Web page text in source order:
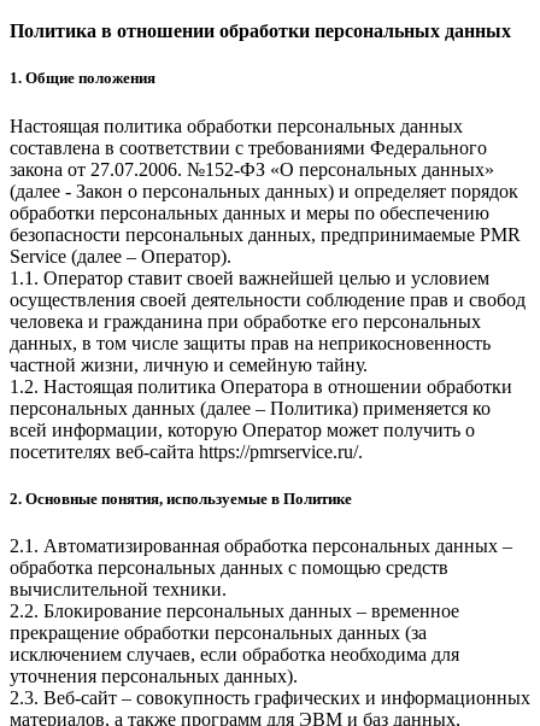
Политика в отношении обработки персональных данных
1. Общие положения
Настоящая политика обработки персональных данных
составлена в соответствии с требованиями Федерального
закона от 27.07.2006. №152-ФЗ «О персональных данных»
(далее - Закон о персональных данных) и определяет порядок
обработки персональных данных и меры по обеспечению
безопасности персональных данных, предпринимаемые PMR
Service (далее – Оператор).
1.1. Оператор ставит своей важнейшей целью и условием
осуществления своей деятельности соблюдение прав и свобод
человека и гражданина при обработке его персональных
данных, в том числе защиты прав на неприкосновенность
частной жизни, личную и семейную тайну.
1.2. Настоящая политика Оператора в отношении обработки
персональных данных (далее – Политика) применяется ко
всей информации, которую Оператор может получить о
посетителях веб-сайта https://pmrservice.ru/.
2. Основные понятия, используемые в Политике
2.1. Автоматизированная обработка персональных данных –
обработка персональных данных с помощью средств
вычислительной техники.
2.2. Блокирование персональных данных – временное
прекращение обработки персональных данных (за
исключением случаев, если обработка необходима для
уточнения персональных данных).
2.3. Веб-сайт – совокупность графических и информационных
материалов, а также программ для ЭВМ и баз данных,